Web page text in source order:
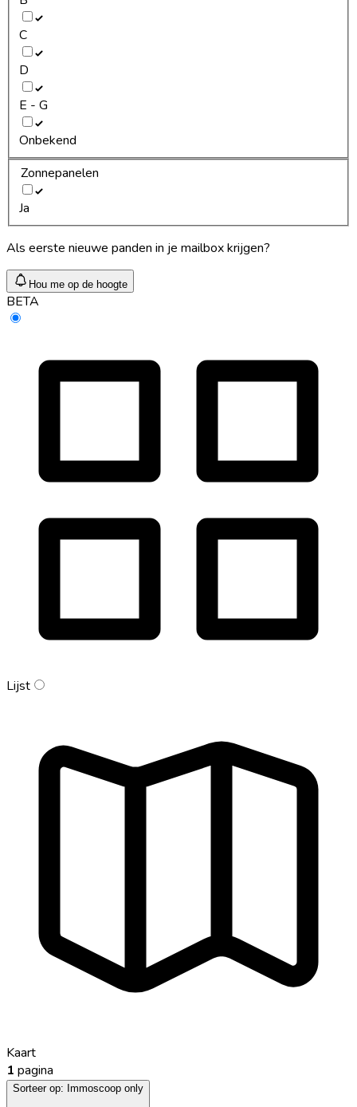
C
D
E - G
Onbekend
Zonnepanelen
Ja
Als eerste nieuwe panden in je mailbox krijgen?
Hou me op de hoogte
BETA
Lijst
Kaart
1 pagina
Sorteer op: Immoscoop only